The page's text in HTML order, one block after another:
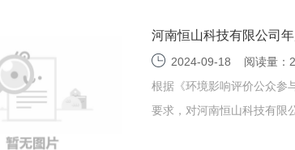
河南恒山科技有限公司
建筑机械设备10万套项
2024-09-18
阅读量：
根据《环境影响评价公众参
要求，对河南恒山科技有限